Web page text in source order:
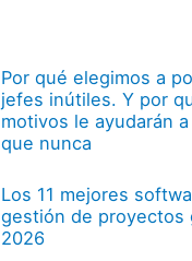
Por qué elegimos a
jefes inútiles. Y por
motivos le ayudarán
que nunca
Los 11 mejores
gestión de proyectos
2026